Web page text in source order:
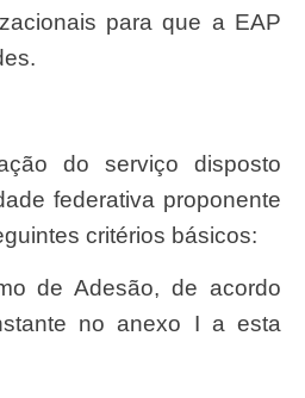
para que a EAP
federativa proponente
critérios básicos:
no anexo I a esta